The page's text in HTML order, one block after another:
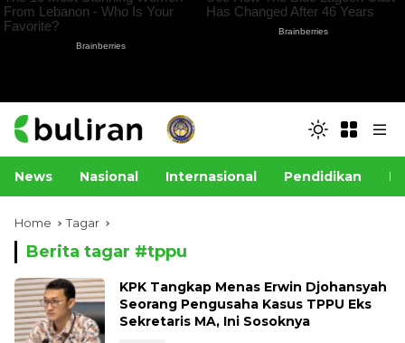
News Nasional Internasional Pendidikan
Home Tagar
Berita tagar #tppu
KPK Tangkap Menas Erwin Djohansyah
Seorang Pengusaha Kasus TPPU Eks
Sekretaris MA, Ini Sosoknya